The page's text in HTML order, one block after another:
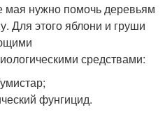
мая нужно помочь деревьям
Для этого яблони и груши
средствами:
фунгицид.